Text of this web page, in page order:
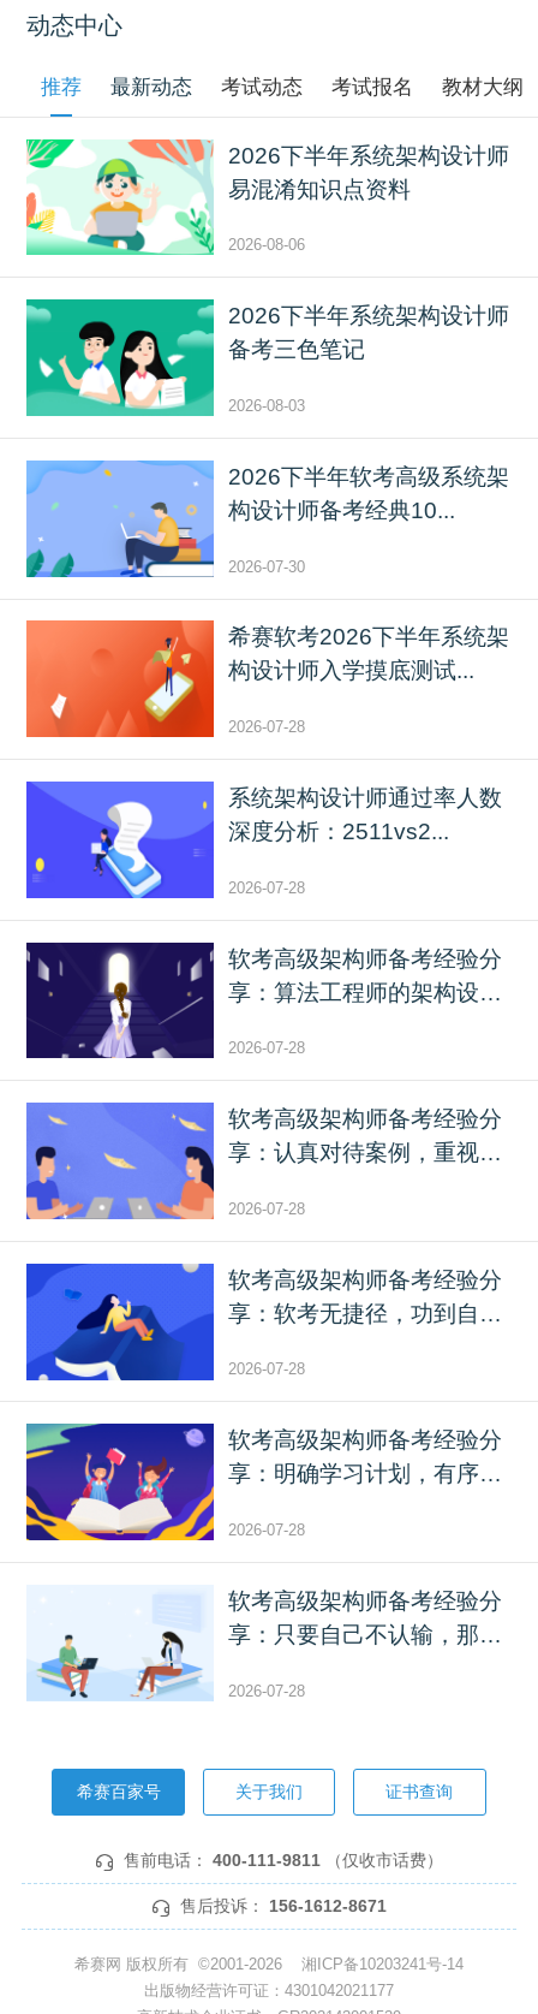
动态中心
推荐 最新动态 考试动态 考试报名 教材大纲
2026下半年系统架构设计师
易混淆知识点资料
2026-08-06
2026下半年系统架构设计师
备考三色笔记
2026-08-03
2026下半年软考高级系统架
构设计师备考经典10...
2026-07-30
希赛软考2026下半年系统架
构设计师入学摸底测试...
2026-07-28
系统架构设计师通过率人数
深度分析：2511vs2...
2026-07-28
软考高级架构师备考经验分
享：算法工程师的架构设
2026-07-28
软考高级架构师备考经验分
享：认真对待案例，重视
2026-07-28
软考高级架构师备考经验分
享：软考无捷径，功到自
2026-07-28
软考高级架构师备考经验分
享：明确学习计划，有序
2026-07-28
软考高级架构师备考经验分
享：只要自己不认输，那
2026-07-28
希赛百家号 关于我们 证书查询
售前电话： 400-111-9811 （仅收市话费）
售后投诉： 156-1612-8671
希赛网 版权所有 ©2001-2026 湘ICP备10203241号-14
出版物经营许可证：4301042021177